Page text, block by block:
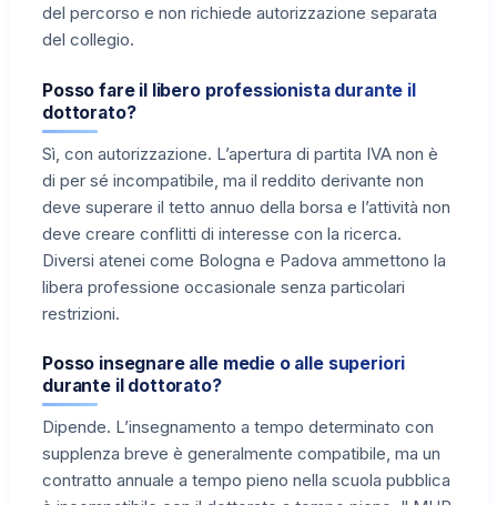
del percorso e non richiede autorizzazione separata
del collegio.
Posso fare il libero professionista durante il
dottorato?
Sì, con autorizzazione. L’apertura di partita IVA non è
di per sé incompatibile, ma il reddito derivante non
deve superare il tetto annuo della borsa e l’attività non
deve creare conflitti di interesse con la ricerca.
Diversi atenei come Bologna e Padova ammettono la
libera professione occasionale senza particolari
restrizioni.
Posso insegnare alle medie o alle superiori
durante il dottorato?
Dipende. L’insegnamento a tempo determinato con
supplenza breve è generalmente compatibile, ma un
contratto annuale a tempo pieno nella scuola pubblica